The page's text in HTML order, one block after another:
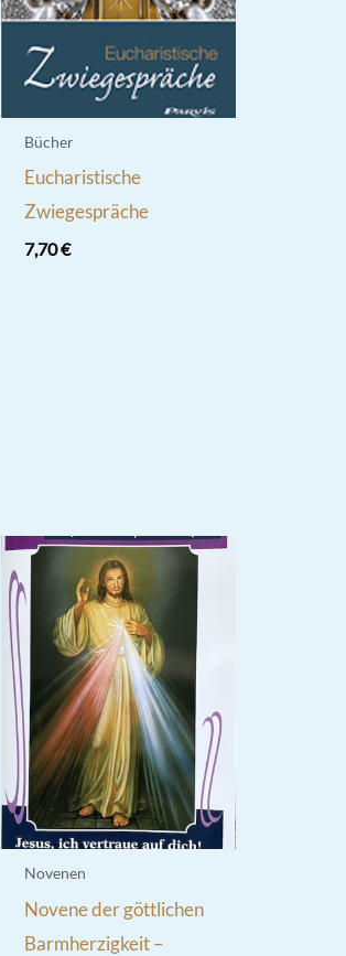
Bücher
Eucharistische
Zwiegespräche
7,70€
Novenen
Novene der göttlichen
Barmherzigkeit –